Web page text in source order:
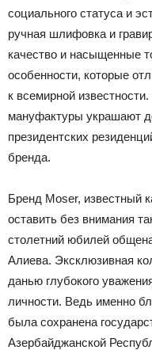
социального статуса и
ручная шлифовка и
качество и насыщенные
особенности, которые
к всемирной
мануфактуры украшают
президентских
бренда.
Бренд Moser, известный
оставить без внимания
столетний юбилей
Алиева. Эксклюзивная
данью глубокого
личности. Ведь именно
была сохранена
Азербайджанской